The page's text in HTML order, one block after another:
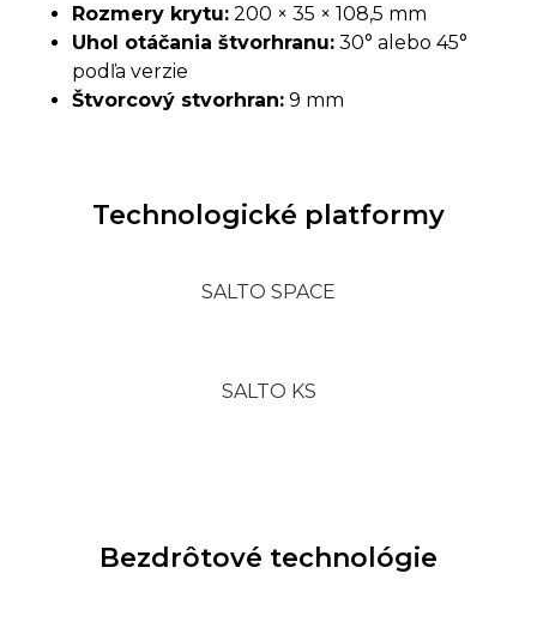
Rozmery krytu: 200 × 35 × 108,5 mm
Uhol otáčania štvorhranu: 30° alebo 45°
podľa verzie
Štvorcový stvorhran: 9 mm
Technologické platformy
SALTO SPACE
SALTO KS
Bezdrôtové technológie